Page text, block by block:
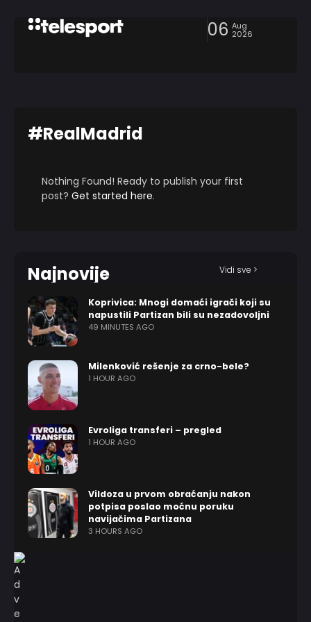
06 Aug
2026
#RealMadrid
Nothing Found! Ready to publish your first
post? Get started here.
Najnovije Vidi sve >
Koprivica: Mnogi domaći igrači koji su
napustili Partizan bili su nezadovoljni
49 MINUTES AGO
Milenković rešenje za crno-bele?
1 HOUR AGO
Evroliga transferi – pregled
1 HOUR AGO
Vildoza u prvom obraćanju nakon
potpisa poslao moćnu poruku
navijačima Partizana
3 HOURS AGO